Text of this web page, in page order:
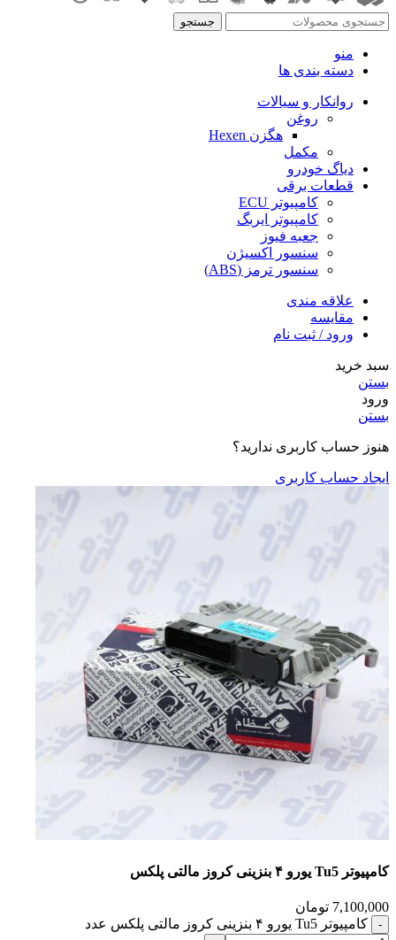
جستجو
منو
دسته بندی ها
روانکار و سیالات
روغن
هگزن Hexen
مکمل
دیاگ خودرو
قطعات برقی
کامپیوتر ECU
کامپیوتر ایربگ
جعبه فیوز
سنسور اکسیژن
سنسور ترمز (ABS)
علاقه مندی
مقایسه
ورود / ثبت نام
سبد خرید
بستن
ورود
بستن
هنوز حساب کاربری ندارید؟
ایجاد حساب کاربری
کامپیوتر Tu5 یورو ۴ بنزینی کروز مالتی پلکس
7,100,000 تومان
کامپیوتر Tu5 یورو ۴ بنزینی کروز مالتی پلکس عدد